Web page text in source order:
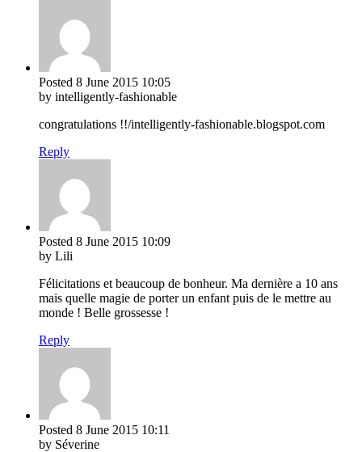
Posted 8 June 2015 10:05
by intelligently-fashionable
congratulations !!/intelligently-fashionable.blogspot.com
Reply
Posted 8 June 2015 10:09
by Lili
Félicitations et beaucoup de bonheur. Ma dernière a 10 ans
mais quelle magie de porter un enfant puis de le mettre au
monde ! Belle grossesse !
Reply
Posted 8 June 2015 10:11
by Séverine